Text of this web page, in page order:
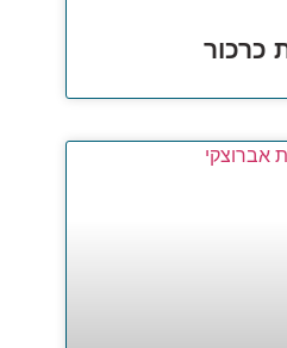
כרכור